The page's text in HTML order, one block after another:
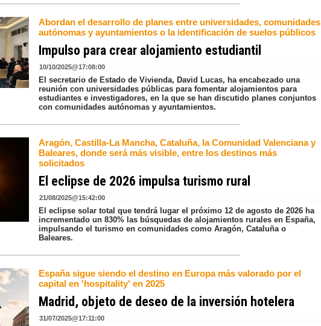
Abordan el desarrollo de planes entre universidades, comunidades
autónomas y ayuntamientos o la identificación de suelos públicos
Impulso para crear alojamiento estudiantil
10/10/2025@17:08:00
El secretario de Estado de Vivienda, David Lucas, ha encabezado una
reunión con universidades públicas para fomentar alojamientos para
estudiantes e investigadores, en la que se han discutido planes conjuntos
con comunidades autónomas y ayuntamientos.
Aragón, Castilla-La Mancha, Cataluña, la Comunidad Valenciana y
Baleares, donde será más visible, entre los destinos más
solicitados
El eclipse de 2026 impulsa turismo rural
21/08/2025@15:42:00
El eclipse solar total que tendrá lugar el próximo 12 de agosto de 2026 ha
incrementado un 830% las búsquedas de alojamientos rurales en España,
impulsando el turismo en comunidades como Aragón, Cataluña o
Baleares.
España sigue siendo el destino en Europa más valorado por el
capital en 'hospitality' en 2025
Madrid, objeto de deseo de la inversión hotelera
31/07/2025@17:11:00